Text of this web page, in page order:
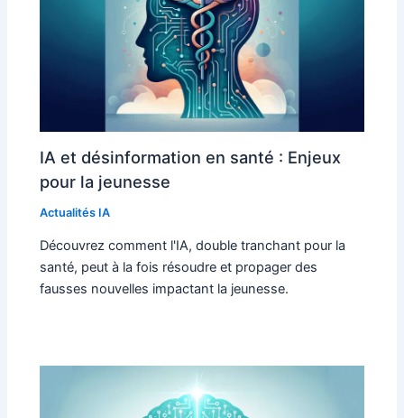
IA et désinformation en santé : Enjeux
pour la jeunesse
Actualités IA
Découvrez comment l'IA, double tranchant pour la
santé, peut à la fois résoudre et propager des
fausses nouvelles impactant la jeunesse.